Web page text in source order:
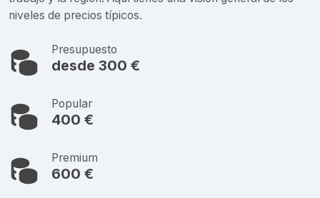
niveles de precios típicos.
Presupuesto
desde 300 €
Popular
400 €
Premium
600 €